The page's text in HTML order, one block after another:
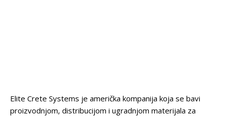
Elite Crete Systems je američka kompanija koja se bavi
proizvodnjom, distribucijom i ugradnjom materijala za